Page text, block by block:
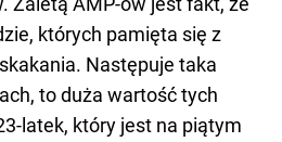
których pamięta się z
Następuje taka
to duża wartość tych
latek, który jest na piątym